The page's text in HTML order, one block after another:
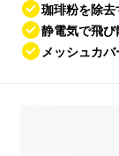
珈琲粉を除
静電気で飛
メッシュカ